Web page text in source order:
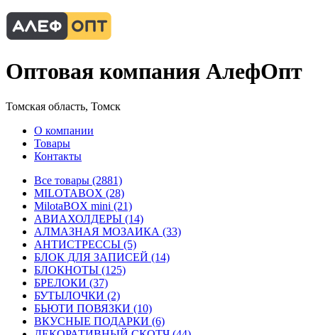
Оптовая компания АлефОпт
Томская область, Томск
О компании
Товары
Контакты
Все товары (2881)
MILOTABOX (28)
MilotaBOX mini (21)
АВИАХОЛДЕРЫ (14)
АЛМАЗНАЯ МОЗАИКА (33)
АНТИСТРЕССЫ (5)
БЛОК ДЛЯ ЗАПИСЕЙ (14)
БЛОКНОТЫ (125)
БРЕЛОКИ (37)
БУТЫЛОЧКИ (2)
БЬЮТИ ПОВЯЗКИ (10)
ВКУСНЫЕ ПОДАРКИ (6)